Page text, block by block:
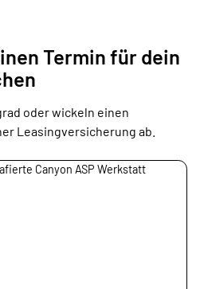
Termin für dein
oder wickeln einen
Leasingversicherung ab.